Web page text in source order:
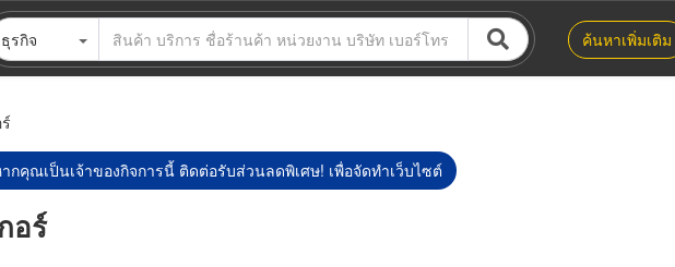
ธุรกิจ ค้นหาเพิ่มเติม
กคุณเป็นเจ้าของกิจการนี้ ติดต่อรับส่วนลดพิเศษ! เพื่อจัดทำเว็บไซต์
อร์